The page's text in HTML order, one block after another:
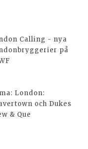
Calling - nya
på
London:
och Dukes
& Que